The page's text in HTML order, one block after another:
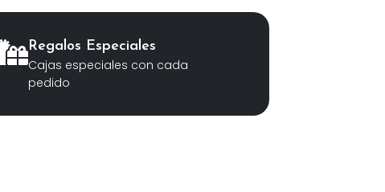
Regalos Especiales
Cajas especiales con cada
pedido